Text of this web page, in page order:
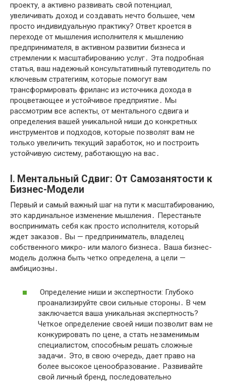
проекту‚ а активно развивать свой потенциал‚
увеличивать доход и создавать нечто большее‚ чем
просто индивидуальную практику? Ответ кроется в
переходе от мышления исполнителя к мышлению
предпринимателя‚ в активном развитии бизнеса и
стремлении к масштабированию услуг․ Эта подробная
статья, ваш надежный консультативный путеводитель по
ключевым стратегиям‚ которые помогут вам
трансформировать фриланс из источника дохода в
процветающее и устойчивое предприятие․ Мы
рассмотрим все аспекты‚ от ментального сдвига и
определения вашей уникальной ниши до конкретных
инструментов и подходов‚ которые позволят вам не
только увеличить текущий заработок‚ но и построить
устойчивую систему‚ работающую на вас․
I․ Ментальный Сдвиг: От Самозанятости к
Бизнес-Модели
Первый и самый важный шаг на пути к масштабированию,
это кардинальное изменение мышления․ Перестаньте
воспринимать себя как просто исполнителя‚ который
ждет заказов․ Вы — предприниматель‚ владелец
собственного микро- или малого бизнеса․ Ваша бизнес-
модель должна быть четко определена‚ а цели —
амбициозны․
Определение ниши и экспертности: Глубоко
проанализируйте свои сильные стороны․ В чем
заключается ваша уникальная экспертность?
Четкое определение своей ниши позволит вам не
конкурировать по цене‚ а стать незаменимым
специалистом‚ способным решать сложные
задачи․ Это‚ в свою очередь‚ дает право на
более высокое ценообразование․ Развивайте
свой личный бренд‚ последовательно